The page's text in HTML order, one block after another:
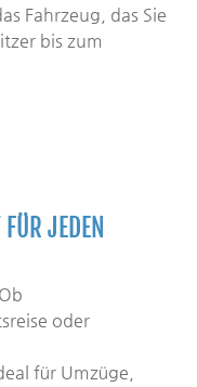
Fahrzeug, das Sie
bis zum
JEDEN
oder
für Umzüge,